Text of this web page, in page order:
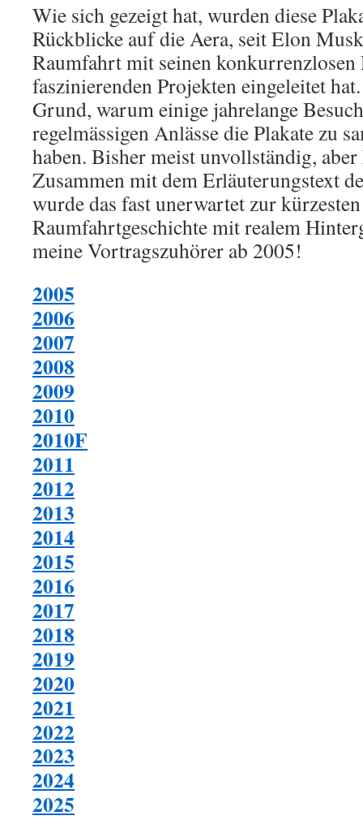
Wie sich gezeigt hat, wurden diese
Rückblicke auf die Aera, seit Elon
Raumfahrt mit seinen konkurrenzlosen
faszinierenden Projekten eingeleitet
Grund, warum einige jahrelange
regelmässigen Anlässe die Plakate zu
haben. Bisher meist unvollständig,
Zusammen mit dem Erläuterungstext
wurde das fast unerwartet zur
Raumfahrtgeschichte mit realem
meine Vortragszuhörer ab 2005!
2005
2006
2007
2008
2009
2010
2010F
2011
2012
2013
2014
2015
2016
2017
2018
2019
2020
2021
2022
2023
2024
2025